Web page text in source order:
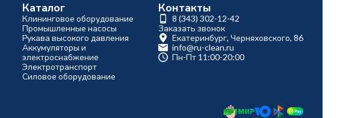
Каталог
Клининговое оборудование
Промышленные насосы
Рукава высокого давления
Аккумуляторы и
электроснабжение
Электротранспорт
Силовое оборудование
Контакты
8 (343) 302-12-42
Заказать звонок
Екатеринбург, Черняховского, 86
info@ru-clean.ru
Пн-Пт 11:00-20:00